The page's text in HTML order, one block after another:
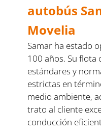
autobús
Movelia
Samar ha estado
100 años. Su flota
estándares y
estrictas en
medio ambiente,
trato al cliente
conducción